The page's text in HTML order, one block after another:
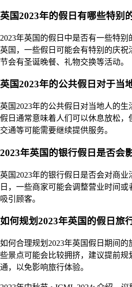
英国2023年的假日有哪些特别
2023年英国的假日中是否有一些特
英国，一些假日可能会有特别的庆
节会有圣诞晚餐、礼物交换等活动。
英国2023年的公共假日对于当
英国2023年的公共假日对当地人的
假日通常意味着人们可以休息放松，
交通等可能需要继续提供服务。
2023年英国的银行假日是否会
英国2023年的银行假日是否会对商
日，一些商家可能会调整营业时间
吸引顾客。
如何规划2023年英国的假日旅
如何合理规划2023年英国假日期间
些景点可能会比较拥挤，建议提前规
通，以免影响旅行体验。